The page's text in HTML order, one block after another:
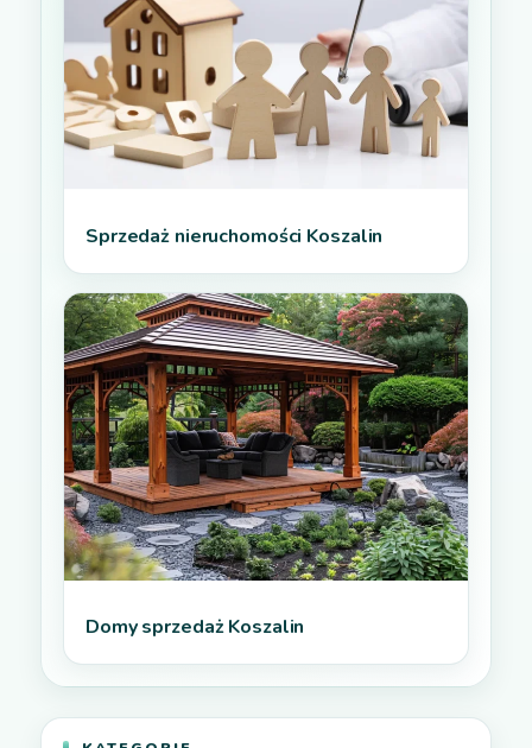
Sprzedaż nieruchomości Koszalin
Domy sprzedaż Koszalin